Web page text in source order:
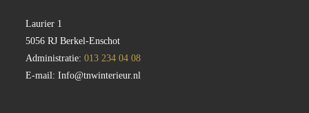
Laurier 1
5056 RJ Berkel-Enschot
Administratie:013 234 04 08
E-mail:Info@tnwinterieur.nl